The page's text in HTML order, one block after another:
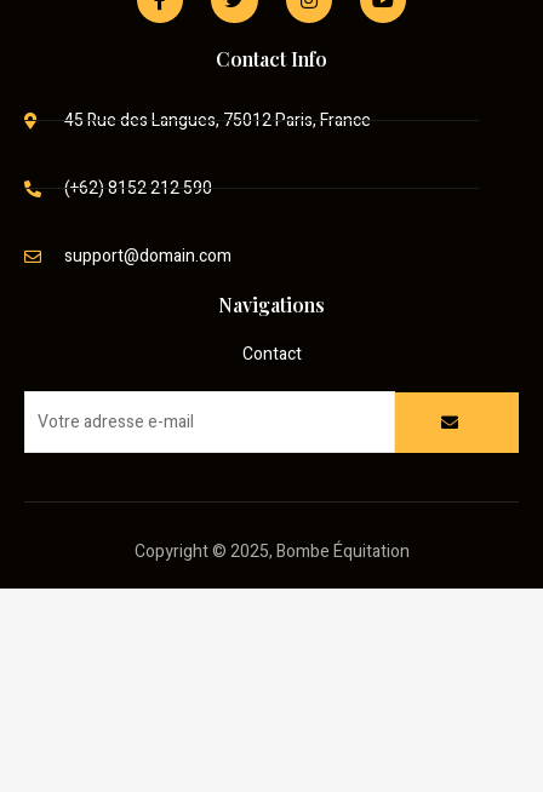
Contact Info
45 Rue des Langues, 75012 Paris, France
(+62) 8152 212 590
support@domain.com
Navigations
Contact
Copyright © 2025, Bombe Équitation